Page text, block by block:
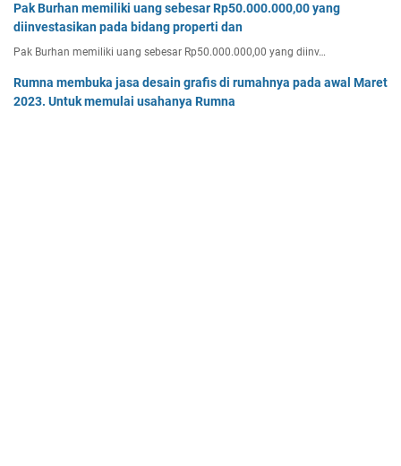
Pak Burhan memiliki uang sebesar Rp50.000.000,00 yang
diinvestasikan pada bidang properti dan
Pak Burhan memiliki uang sebesar Rp50.000.000,00 yang diinv…
Rumna membuka jasa desain grafis di rumahnya pada awal Maret
2023. Untuk memulai usahanya Rumna